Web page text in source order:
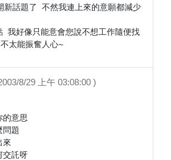
新話題了 不然我連上來的意願都減少
我好像只能意會您說不想工作隨便找
太能振奮人心~
8/29 上午 03:08:00 )
的意思
問題
來
交託呀